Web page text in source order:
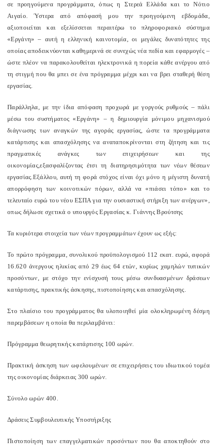
σε προηγούμενα προγράμματα, όπως η Στερεά Ελλάδα και το Νότιο
Αιγαίο. Ύστερα από απόφασή μου την προηγούμενη εβδομάδα,
αξιοποιείται και εξελίσσεται περαιτέρω το πληροφοριακό σύστημα
«Εργάνη» – αυτή η ελληνική καινοτομία, οι μεγάλες δυνατότητες της
οποίας αποδεικνύονται καθημερινά σε συνεχώς νέα πεδία και εφαρμογές –
ώστε πλέον να παρακολουθείται ηλεκτρονικά η πορεία κάθε ανέργου από
τη στιγμή που θα μπει σε ένα πρόγραμμα μέχρι και να βρει σταθερή θέση
εργασίας.
Παράλληλα, με την ίδια απόφαση προχωρά με γοργούς ρυθμούς – πάλι
μέσω του συστήματος «Εργάνη» – η δημιουργία μόνιμου μηχανισμού
διάγνωσης των αναγκών της αγοράς εργασίας, ώστε τα προγράμματα
κατάρτισης και απασχόλησης να αναταποκρίνονται στη ζήτηση και τις
πραγματικές ανάγκες των επιχειρήσεων και της
οικονομίας,εξασφαλίζοντας έτσι τη διατηρησιμότητα των νέων θέσεων
εργασίας.Εξάλλου, αυτή τη φορά στόχος είναι όχι μόνο η μέγιστη δυνατή
απορρόφηση των κοινοτικών πόρων, αλλά να «πιάσει τόπο» και το
τελευταίο ευρώ του νέου ΕΣΠΑ για την ουσιαστική στήριξη των ανέργων»,
oπως δήλωσε σχετικά ο υπουργός Εργασίας κ. Γιάννης Βρούτσης
Τα κυριότερα στοιχεία των νέων προγραμμάτων έχουν ως εξής:
Το πρώτο πρόγραμμα, συνολικού προϋπολογισμού 112 εκατ. ευρώ, αφορά
16.620 άνεργους ηλικίας από 29 έως 64 ετών, κυρίως χαμηλών τυπικών
προσόντων, με στόχο την ενίσχυσή τους μέσω συνδυασμένων δράσεων
κατάρτισης, πρακτικής άσκησης, πιστοποίησης και απασχόλησης.
Στο πλαίσιο του προγράμματος θα υλοποιηθεί μία ολοκληρωμένη δέσμη
παρεμβάσεων η οποία θα περιλαμβάνει:
Πρόγραμμα θεωρητικής κατάρτισης 100 ωρών.
Πρακτική άσκηση των ωφελουμένων σε επιχειρήσεις του ιδιωτικού τομέα
της οικονομίας διάρκειας 300 ωρών.
Σύνολο ωρών 400.
Δράσεις Συμβουλευτικής Υποστήριξης
Πιστοποίηση των επαγγελματικών προσόντων που θα αποκτηθούν στο